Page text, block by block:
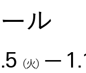
ル
（火） —